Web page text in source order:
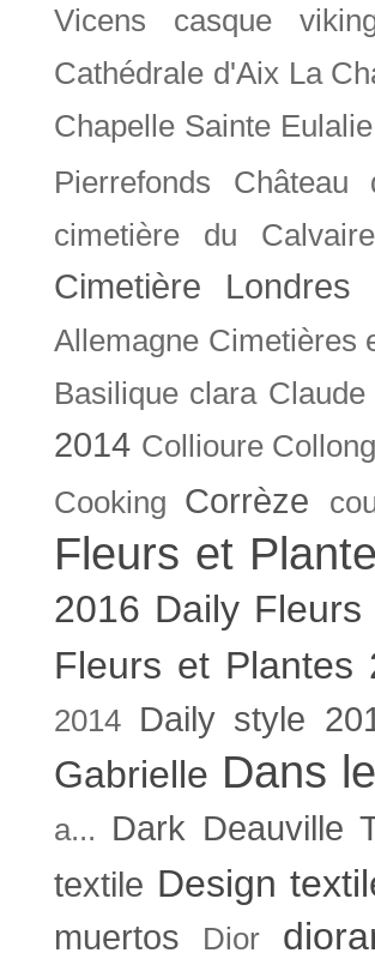
Vicens casque
Cathédrale d'Aix La
Chapelle Sainte Eulalie
Pierrefonds
Château
cimetière du Calvaire
Cimetière Londres
Allemagne Cimetières
Basilique clara Claude
2014 Collioure
Cooking
Corrèze
Fleurs et
2016 Daily
Fleurs et Plantes
2014
Daily style
Gabrielle Dans
a... Dark Deauville
textile Design
muertos Dior